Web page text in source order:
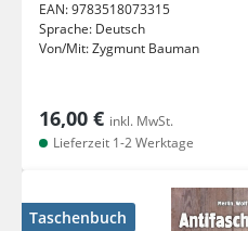
EAN:9783518073315
Sprache: Deutsch
Von/Mit:Zygmunt Bauman
16,00 € inkl. MwSt.
Lieferzeit 1-2 Werktage
Taschenbuch